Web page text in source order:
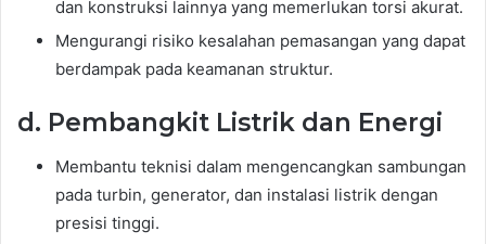
dan konstruksi lainnya yang memerlukan torsi akurat.
Mengurangi risiko kesalahan pemasangan yang dapat
berdampak pada keamanan struktur.
d. Pembangkit Listrik dan Energi
Membantu teknisi dalam mengencangkan sambungan
pada turbin, generator, dan instalasi listrik dengan
presisi tinggi.